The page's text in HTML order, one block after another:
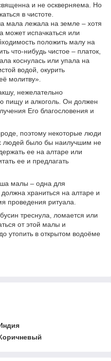
и не оскверняема. Но
в чистоте.
мала лежала на земле – хотя
может испачкаться или
положить малу на
что-нибудь чистое – платок,
коснулась или упала на
водой, окурить
молитву».
нежелательно
пищу и алкоголь. Он должен
Его благословения и
поэтому некоторые люди
людей было бы наилучшим не
ее на алтаре или
ее и предлагать
малы – одна для
храниться на алтаре и
проведения ритуала.
треснула, ломается или
от этой малы и
утопить в открытом водоёме